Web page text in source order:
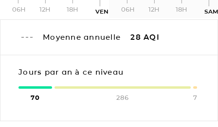
06H 12H 18H VEN 06H 12H 18H SAM
Moyenne annuelle 28 AQI
Jours par an à ce niveau
70 286 7